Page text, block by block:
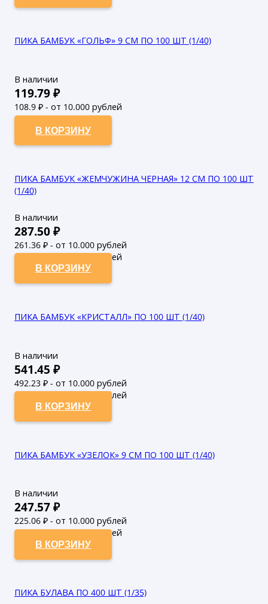
ПИКА БАМБУК «ГОЛЬФ» 9 СМ ПО 100 ШТ (1/40)
В наличии
119.79₽
108.9 ₽ - от 10.000 рублей
99₽ - от 50.000 рублей
В КОРЗИНУ
ПИКА БАМБУК «ЖЕМЧУЖИНА ЧЕРНАЯ» 12 СМ ПО 100 ШТ
(1/40)
В наличии
287.50₽
261.36 ₽ - от 10.000 рублей
237.6₽ - от 50.000 рублей
В КОРЗИНУ
ПИКА БАМБУК «КРИСТАЛЛ» ПО 100 ШТ (1/40)
В наличии
541.45 ₽
492.23 ₽ - от 10.000 рублей
447.48₽ - от 50.000 рублей
В КОРЗИНУ
ПИКА БАМБУК «УЗЕЛОК» 9 СМ ПО 100 ШТ (1/40)
В наличии
247.57₽
225.06 ₽ - от 10.000 рублей
204.6₽ - от 50.000 рублей
В КОРЗИНУ
ПИКА БУЛАВА ПО 400 ШТ (1/35)